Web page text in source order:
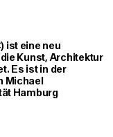
ist eine neu
Kunst, Architektur
Es ist in der
Michael
Hamburg